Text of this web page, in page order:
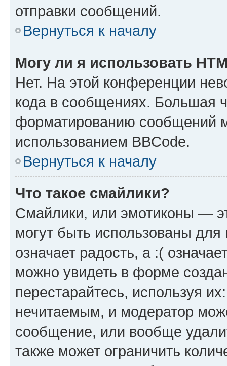
отправки сообщений.
Вернуться к началу
Могу ли я использовать
Нет. На этой конференции
кода в сообщениях. Большая
форматированию сообщений
использованием BBCode.
Вернуться к началу
Что такое смайлики?
Смайлики, или эмотиконы —
могут быть использованы
означает радость, а :(
можно увидеть в форме
перестарайтесь, используя
нечитаемым, и модератор
сообщение, или вообще
также может ограничить